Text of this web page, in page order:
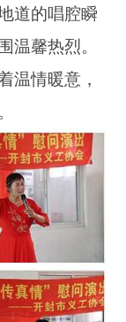
道的唱腔瞬
温馨热烈。
温情暖意，